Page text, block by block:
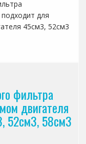
для
45см3, 52см3
фильтра
двигателя
52см3, 58см3